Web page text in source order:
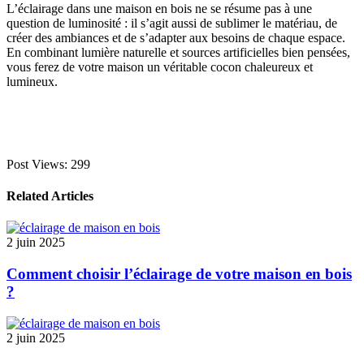
L’éclairage dans une maison en bois ne se résume pas à une
question de luminosité : il s’agit aussi de sublimer le matériau, de
créer des ambiances et de s’adapter aux besoins de chaque espace.
En combinant lumière naturelle et sources artificielles bien pensées,
vous ferez de votre maison un véritable cocon chaleureux et
lumineux.
Post Views: 299
Related Articles
2 juin 2025
Comment choisir l’éclairage de votre maison en bois
?
2 juin 2025